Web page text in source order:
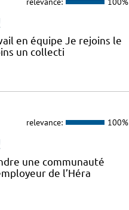
en équipe Je rejoins le
un collecti
relevance: 100%
une communauté
de l’Héra